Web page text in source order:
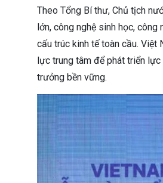
Theo Tổng Bí thư, Chủ tịch
lớn, công nghệ sinh học,
cấu trúc kinh tế toàn cầu.
lực trung tâm để phát triển
trưởng bền vững.